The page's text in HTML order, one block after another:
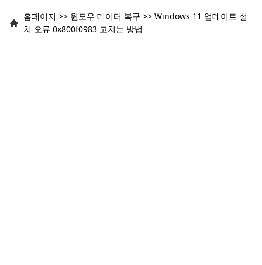
홈페이지 >> 윈도우 데이터 복구 >> Windows 11 업데이트 설
치 오류 0x800f0983 고치는 방법